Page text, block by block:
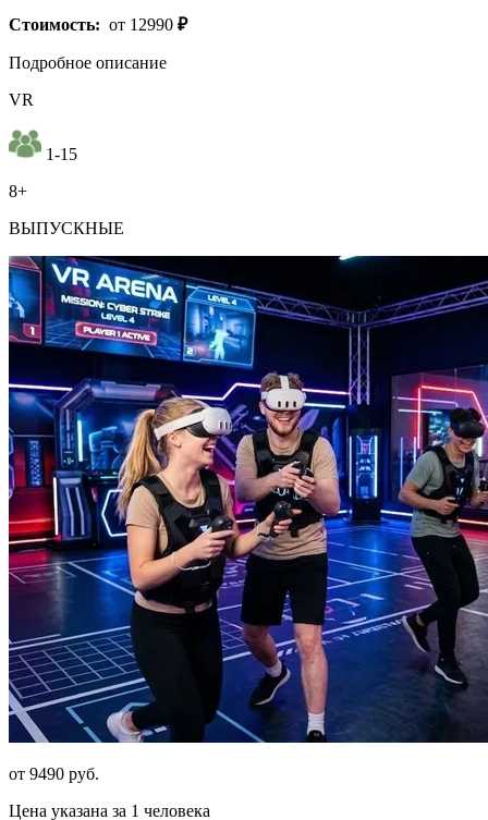
Стоимость: от 12990 ₽
Подробное описание
VR
1-15
8+
ВЫПУСКНЫЕ
от 9490 руб.
Цена указана за 1 человека